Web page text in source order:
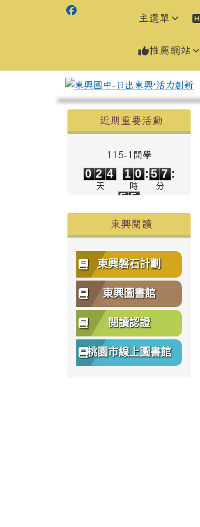
主選單
推薦網站
左邊區域內容
近期重要活動
115-1開學
0 2
4
4
天
1
1
0
0
時
:
5
5 7
分
:
5
5
5
5
東興閱讀
東興磐石計劃
東興圖書館
閱讀認證
桃園市線上圖書館